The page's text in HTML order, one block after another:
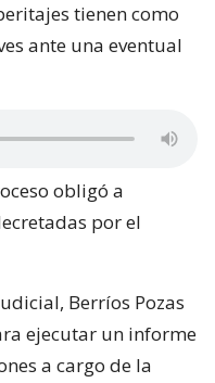
tienen como
ante una eventual
obligó a
por el
Berríos Pozas
ejecutar un informe
a cargo de la